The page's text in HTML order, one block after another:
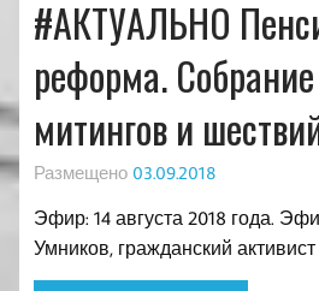
#АКТУАЛЬНО
реформа.
митингов и
Размещено 03.09.2018
Эфир: 14 августа 2018 года.
Умников, гражданский активист